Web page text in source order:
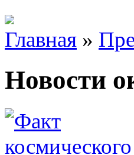
Главная »
Новости